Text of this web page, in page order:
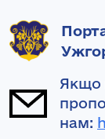
Якщо
нам: